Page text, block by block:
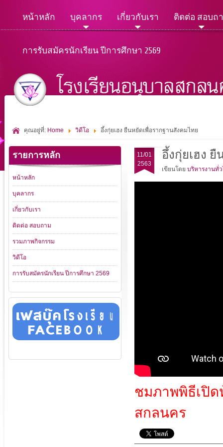
หน้าหลัก บุคลากร เกี่ยวกับเรา ติดต่อ สอบถ
การรับสมัครนักเรียน ปีการศึกษา 2569
คุณอยู่ที่: Home วิดีโอ อึ้งกุ่ยเฮง ยืนหยัดเพื่อรากฐานสังคมไทย
11/01
2563
อึ้งกุ่ยเฮง
เขียนโดย บริหารงานทั่
ชมภาพพิธีเปิด
สกลนคร
รายการหลัก
หน้าหลัก
บุคลากร
เกี่ยวกับเรา
ติดต่อ สอบถาม
รวมภาพกิจกรรม
วิดีโอ
การรับสมัครนักเรียน ปีการศึกษา 2569